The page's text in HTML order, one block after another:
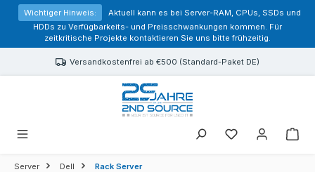
springen
Wichtiger Hinweis:
Aktuell kann es bei Server-RAM, CPUs, SSDs und
HDDs zu Verfügbarkeits- und Preisschwankungen kommen. Für
zeitkritische Projekte kontaktieren Sie uns bitte frühzeitig.
Versandkostenfrei ab €500 (Standard-Paket DE)
Sie haben 0
Server Dell Rack Server